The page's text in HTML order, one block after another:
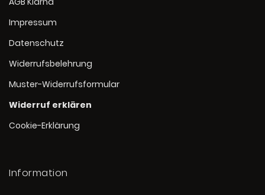
Impressum
Datenschutz
Widerrufsbelehrung
Muster-Widerrufsformular
Widerruf erklären
Cookie-Erklärung
Information